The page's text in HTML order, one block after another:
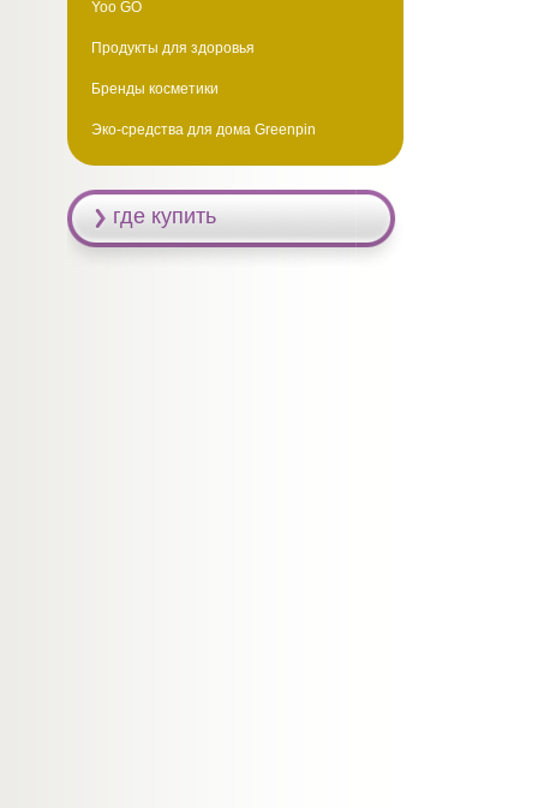
Yoo GO
Продукты для здоровья
Бренды косметики
Эко-средства для дома Greenpin
где купить